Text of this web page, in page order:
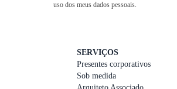
uso dos meus dados pessoais.
SERVIÇOS
Presentes corporativos
Sob medida